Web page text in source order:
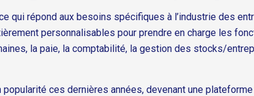
qui répond aux besoins spécifiques à l’industrie des
personnalisables pour prendre en charge les
la paie, la comptabilité, la gestion des stocks/
ces dernières années, devenant une